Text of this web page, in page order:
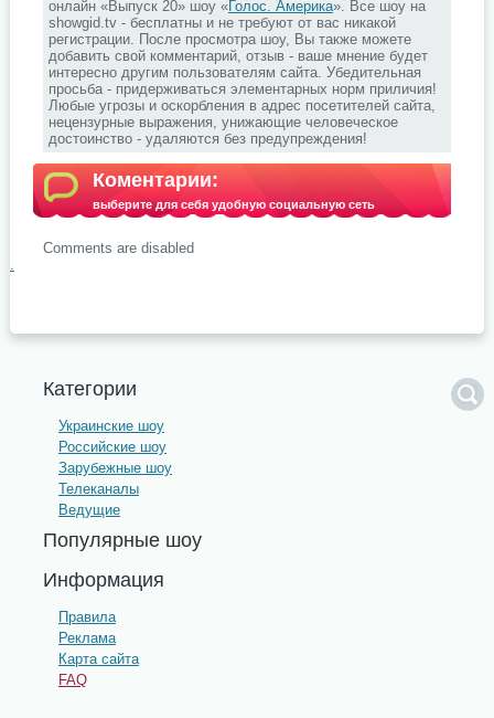
онлайн «Выпуск 20» шоу «Голос. Америка». Все шоу на
showgid.tv - бесплатны и не требуют от вас никакой
регистрации. После просмотра шоу, Вы также можете
добавить свой комментарий, отзыв - ваше мнение будет
интересно другим пользователям сайта. Убедительная
просьба - придерживаться элементарных норм приличия!
Любые угрозы и оскорбления в адрес посетителей сайта,
нецензурные выражения, унижающие человеческое
достоинство - удаляются без предупреждения!
Коментарии:
выберите для себя удобную социальную сеть
Comments are disabled
.
Категории
Украинские шоу
Российские шоу
Зарубежные шоу
Телеканалы
Ведущие
Популярные шоу
Информация
Правила
Реклама
Карта сайта
FAQ